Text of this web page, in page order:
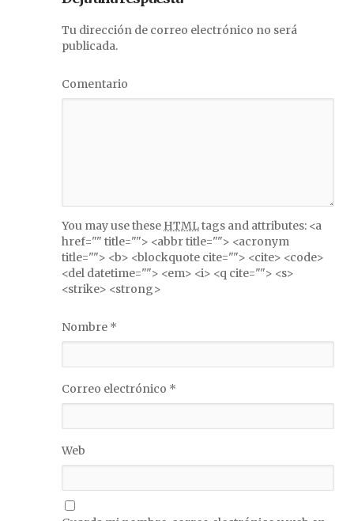
Tu dirección de correo electrónico no será
publicada.
Comentario
You may use these HTMLtags and attributes: <a
href="" title=""> <abbr title=""> <acronym
title=""> <b> <blockquote cite=""> <cite> <code>
<del datetime=""> <em> <i> <q cite=""> <s>
<strike> <strong>
Nombre *
Correo electrónico *
Web